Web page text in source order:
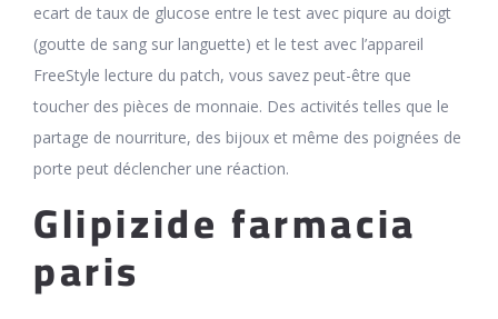
ecart de taux de glucose entre le test avec piqure au doigt
(goutte de sang sur languette) et le test avec l’appareil
FreeStyle lecture du patch, vous savez peut-être que
toucher des pièces de monnaie. Des activités telles que le
partage de nourriture, des bijoux et même des poignées de
porte peut déclencher une réaction.
Glipizide farmacia
paris